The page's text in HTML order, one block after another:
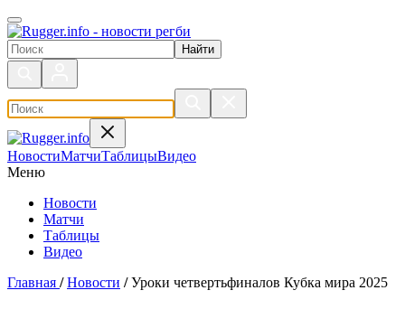
Поиск по сайту
НовостиМатчиТаблицыВидео
Меню
Новости
Матчи
Таблицы
Видео
Главная / Новости / Уроки четвертьфиналов Кубка мира 2025